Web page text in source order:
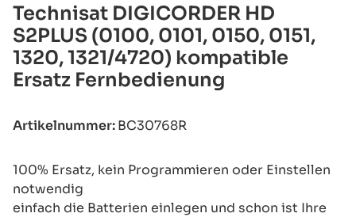
Technisat DIGICORDER HD
S2PLUS (0100, 0101, 0150, 0151,
1320, 1321/4720) kompatible
Ersatz Fernbedienung
Artikelnummer:BC30768R
100% Ersatz, kein Programmieren oder Einstellen
notwendig
einfach die Batterien einlegen und schon ist Ihre